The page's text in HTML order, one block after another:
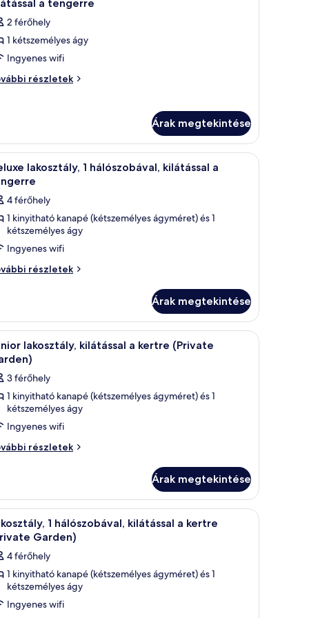
a tengerre
2 férőhely
1 kétszemélyes ágy
Ingyenes wifi
részletek
Árak megtekintése
ahonnan fákra nyílik kilátás.
dohányasztal és székek, egy étkezőasztal, egy televízió található, és
Egy modern nappali, ahonnan egy tóra
9
lakosztály, 1 hálószobával, kilátással a
4 férőhely
1 kinyitható kanapé (kétszemélyes ágyméret) és 1
kétszemélyes ágy
Ingyenes wifi
részletek
Árak megtekintése
ülőhellyel ellátott erkély található.
nagy ágy, egy kanapéval és karosszékekkel berendezett ülősarok,
Egy szállodai szoba, amelyben egy nagy
8
lakosztály, kilátással a kertre (Private
3 férőhely
1 kinyitható kanapé (kétszemélyes ágyméret) és 1
kétszemélyes ágy
Ingyenes wifi
részletek
Árak megtekintése
és a zöldövezetbe.
ágy, íróasztal és szék található.Egy modern nappali, amelyben van egy
9
1 hálószobával, kilátással a kertre
Garden)
4 férőhely
1 kinyitható kanapé (kétszemélyes ágyméret) és 1
kétszemélyes ágy
Ingyenes wifi